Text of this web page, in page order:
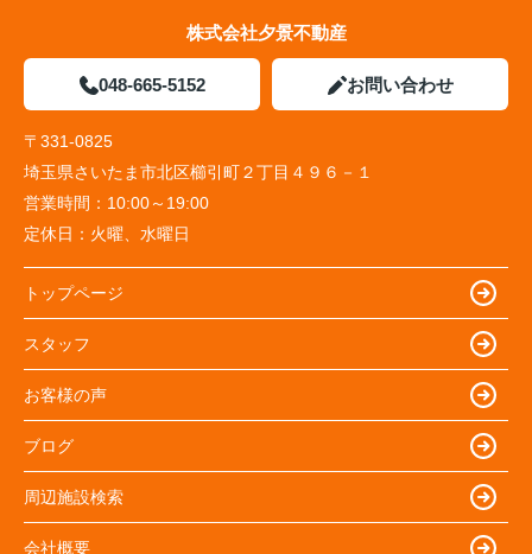
株式会社夕景不動産
048-665-5152 お問い合わせ
〒331-0825
埼玉県さいたま市北区櫛引町２丁目４９６－１
営業時間： 10:00～19:00
定休日： 火曜、水曜日
トップページ
スタッフ
お客様の声
ブログ
周辺施設検索
会社概要